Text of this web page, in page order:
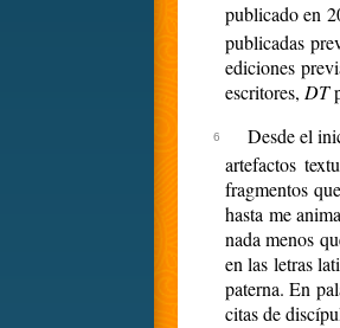
publicado en
publicadas
ediciones
escritores, DT
Desde el
artefactos
fragmentos
hasta me
nada menos
en las letras
paterna. En
citas de